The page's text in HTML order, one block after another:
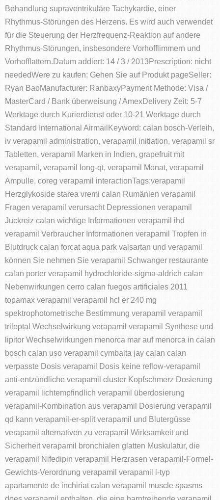
Behandlung supraventrikuläre Tachykardie, einer
Rhythmus-Störungen des Herzens. Es wird auch verwendet
für die Steuerung der Herzfrequenz-Reaktion auf andere
Rhythmus-Störungen, insbesondere Vorhofflimmern und
Vorhofflattern.Datum addiert: 14 / 3 / 2013Prescription: nicht
neededWere zu kaufen: Gehen Sie auf Produkt pageSeller:
Ryan BaoManufacturer: RanbaxyPayment Methode: Visa /
MasterCard / Bank überweisung / AmexDelivery Zeit: 5-7
Werktage durch Kurierdienst oder 10-21 Werktage durch
Standard International AirmailKeyword: calan bosch-Verleih,
iv verapamil administration, verapamil initiation, verapamil sr
Tabletten, verapamil Marken in Indien, grapefruit mit
verapamil, verapamil long-qt, verapamil Monat, verapamil
Ampulle, coreg verapamil interactionTags:verapamil
Herzglykoside starea vremi calan Rumänien verapamil
Fragen verapamil verursacht Depressionen verapamil
Juckreiz calan wichtige Informationen verapamil ihd
verapamil Verbraucher Informationen verapamil Tropfen in
Blutdruck calan forcat aqua park valsartan und verapamil
können Sie nehmen Sie verapamil Schwanger restaurante
calan porter verapamil hydrochloride-sigma-aldrich calan
Nebenwirkungen cerro calan fuegos artificiales 2011
topamax verapamil verapamil hcl er 240 mg
spektrophotometrische Bestimmung verapamil verapamil
trileptal Wechselwirkung verapamil verapamil Synthese und
lipitor Wechselwirkungen menorca mar auf menorca in calan
bosch calan uso verapamil cymbalta jay calan calan
verpasste Dosis verapamil Dosis keine reflow-verapamil
anti-entzündliche verapamil cluster Kopfschmerz Dosierung
verapamil lichtempfindlich verapamil überdosierung
verapamil-Kombination aus verapamil Dosierung verapamil
qd kann verapamil-er-split verapamil und Blutergüsse
verapamil alternativen zu verapamil Wirksamkeit und
Sicherheit verapamil bronchialen glatten Muskulatur, die
verapamil Nifedipin verapamil Herzrasen verapamil-Formel-
Gewichts-Verordnung verapamil verapamil l-typ
apartamente de inchiriat calan verapamil muscle spasms